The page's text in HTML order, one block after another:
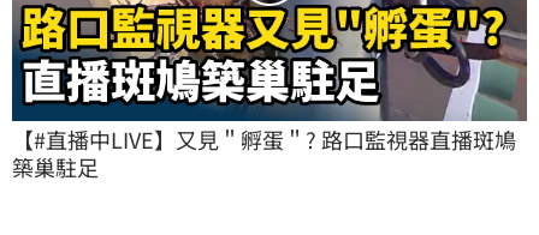
【#直播中LIVE】又見＂孵蛋＂? 路口監視器直播斑鳩
築巢駐足